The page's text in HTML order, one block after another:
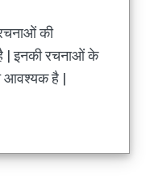
की
| इनकी रचनाओं के
आवश्यक है |